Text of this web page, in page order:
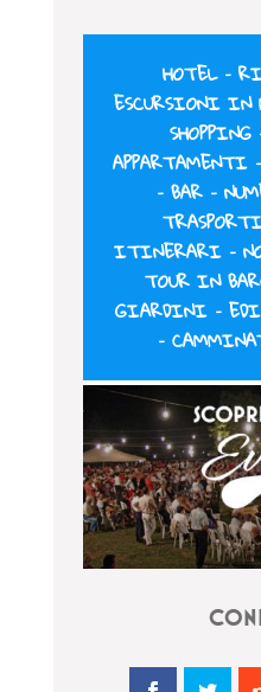
HOTEL–
ESCURSIONI IN
SHOPPING
APPARTAMENTI–
–BAR –
ITINERARI–
TOUR IN
GIARDINI –
–